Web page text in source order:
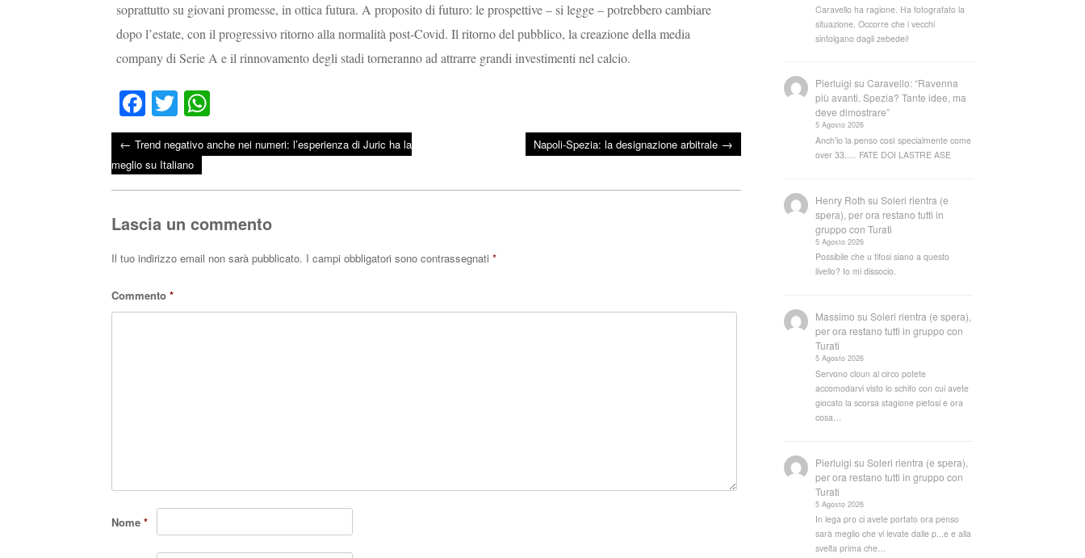
soprattutto su giovani promesse, in ottica futura. A proposito di futuro: le prospettive – si legge – potrebbero cambiare
dopo l’estate, con il progressivo ritorno alla normalità post-Covid. Il ritorno del pubblico, la creazione della media
company di Serie A e il rinnovamento degli stadi torneranno ad attrarre grandi investimenti nel calcio.
Fa
ce
bo
ok
T
wi
tte
r
ha
ts
A
Post navigation
← Trend negativo anche nei numeri: l’esperienza di Juric ha la
meglio su Italiano
Napoli-Spezia: la designazione arbitrale →
Lascia un commento
Il tuo indirizzo email non sarà pubblicato. I campi obbligatori sono contrassegnati *
Commento *
Nome *
Caravello ha ragione. Ha fotografato la
situazione. Occorre che i vecchi
sintolgano dagli zebedei!
Pierluigi suCaravello: “Ravenna
più avanti. Spezia? Tante idee, ma
deve dimostrare”
5 Agosto 2026
Anch'io la penso così specialmente come
over 33..... FATE DOI LASTRE ASE
Henry Roth suSoleri rientra (e
spera), per ora restano tutti in
gruppo con Turati
5 Agosto 2026
Possibile che u tifosi siano a questo
livello? Io mi dissocio.
Massimo suSoleri rientra (e spera),
per ora restano tutti in gruppo con
Turati
5 Agosto 2026
Servono cloun al circo potete
accomodarvi visto lo schifo con cui avete
giocato la scorsa stagione pietosi e ora
cosa…
Pierluigi suSoleri rientra (e spera),
per ora restano tutti in gruppo con
Turati
5 Agosto 2026
In lega pro ci avete portato ora penso
sarà meglio che vi levate dalle p...e e alla
svelta prima che…